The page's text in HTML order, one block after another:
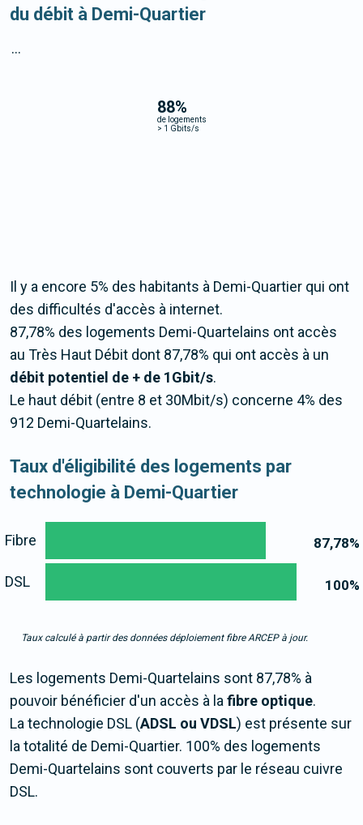
du débit à Demi-Quartier
88%
de logements
> 1 Gbits/s
...
Il y a encore 5% des habitants à Demi-Quartier qui ont
des difficultés d'accès à internet.
87,78% des logements Demi-Quartelains ont accès
au Très Haut Débit dont 87,78% qui ont accès à un
débit potentiel de + de 1Gbit/s.
Le haut débit (entre 8 et 30Mbit/s) concerne 4% des
912 Demi-Quartelains.
Taux d'éligibilité des logements par
technologie à Demi-Quartier
87,78%
100%
Fibre
DSL
Taux calculé à partir des données déploiement fibre ARCEP à jour.
Les logements Demi-Quartelains sont 87,78% à
pouvoir bénéficier d'un accès à lafibre optique.
La technologie DSL (ADSL ou VDSL) est présente sur
la totalité de Demi-Quartier. 100% des logements
Demi-Quartelains sont couverts par le réseau cuivre
DSL.